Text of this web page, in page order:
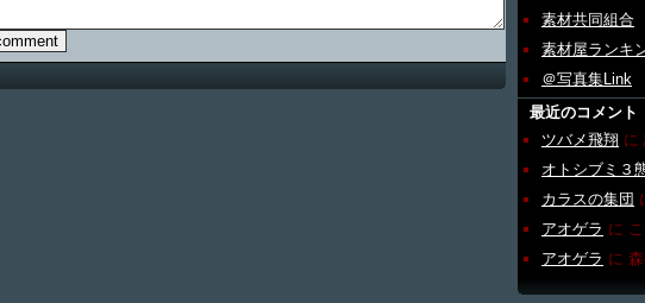
素材共同組合
素材屋ランキ
＠写真集Link
最近のコメント
ツバメ飛翔 に
オトシブミ３
カラスの集団
アオゲラ に
アオゲラ に